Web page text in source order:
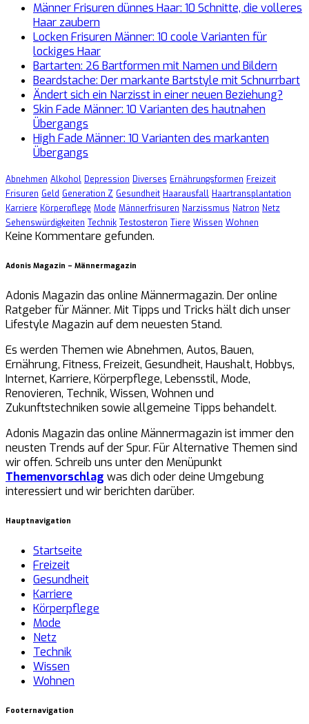
Männer Frisuren dünnes Haar: 10 Schnitte, die volleres
Haar zaubern
Locken Frisuren Männer: 10 coole Varianten für
lockiges Haar
Bartarten: 26 Bartformen mit Namen und Bildern
Beardstache: Der markante Bartstyle mit Schnurrbart
Ändert sich ein Narzisst in einer neuen Beziehung?
Skin Fade Männer: 10 Varianten des hautnahen
Übergangs
High Fade Männer: 10 Varianten des markanten
Übergangs
Abnehmen Alkohol Depression Diverses Ernährungsformen Freizeit
Frisuren Geld Generation Z Gesundheit Haarausfall Haartransplantation
Karriere Körperpflege Mode Männerfrisuren Narzissmus Natron Netz
Sehenswürdigkeiten Technik Testosteron Tiere Wissen Wohnen
Keine Kommentare gefunden.
Adonis Magazin – Männermagazin
Adonis Magazin das online Männermagazin. Der online
Ratgeber für Männer. Mit Tipps und Tricks hält dich unser
Lifestyle Magazin auf dem neuesten Stand.
Es werden Themen wie Abnehmen, Autos, Bauen,
Ernährung, Fitness, Freizeit, Gesundheit, Haushalt, Hobbys,
Internet, Karriere, Körperpflege, Lebensstil, Mode,
Renovieren, Technik, Wissen, Wohnen und
Zukunftstechniken sowie allgemeine Tipps behandelt.
Adonis Magazin das online Männermagazin ist immer den
neusten Trends auf der Spur. Für Alternative Themen sind
wir offen. Schreib uns unter den Menüpunkt
Themenvorschlag was dich oder deine Umgebung
interessiert und wir berichten darüber.
Hauptnavigation
Startseite
Freizeit
Gesundheit
Karriere
Körperpflege
Mode
Netz
Technik
Wissen
Wohnen
Footernavigation